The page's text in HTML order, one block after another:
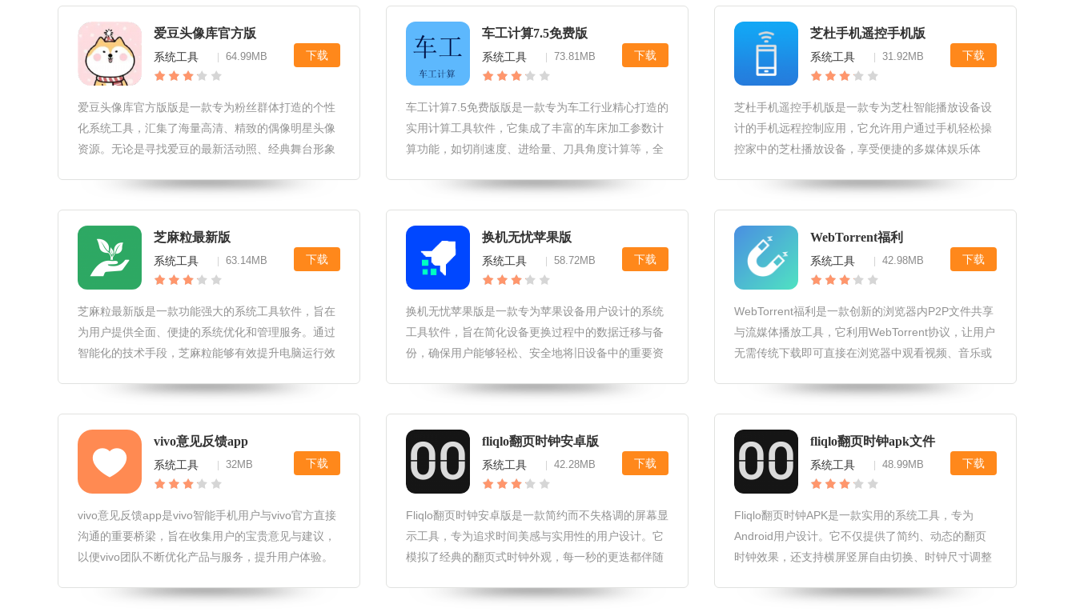
root教程和指南
间，用户可随时随地享受云端带来
他用户的作品，与作者交流心得
爱豆头像库官方版
系统工具 64.99MB 下载
爱豆头像库官方版版是一款专为粉丝群体打造的个性
化系统工具，汇集了海量高清、精致的偶像明星头像
资源。无论是寻找爱豆的最新活动照、经典舞台形象
确保图片版权无忧，让你轻松更换社交平台头像，展
现对偶像的满满爱意与支持。爱豆
车工计算7.5免费版
系统工具 73.81MB 下载
车工计算7.5免费版版是一款专为车工行业精心打造的
实用计算工具软件，它集成了丰富的车床加工参数计
算功能，如切削速度、进给量、刀具角度计算等，全
册即可畅享所有功能，极大地提升了车工人员的工作
效率与加工精度，是机械加工
芝杜手机遥控手机版
系统工具 31.92MB 下载
芝杜手机遥控手机版是一款专为芝杜智能播放设备设
计的手机远程控制应用，它允许用户通过手机轻松操
控家中的芝杜播放设备，享受便捷的多媒体娱乐体
院控制：用户可以在沙发上通过手机遥控芝杜播放设
备，选择电影、调整音量、切换字幕
芝麻粒最新版
系统工具 63.14MB 下载
芝麻粒最新版是一款功能强大的系统工具软件，旨在
为用户提供全面、便捷的系统优化和管理服务。通过
智能化的技术手段，芝麻粒能够有效提升电脑运行效
手。芝麻粒最新版软件反馈用户普遍反映，芝麻粒最
新版的界面设计更加简洁直观，操
换机无忧苹果版
系统工具 58.72MB 下载
换机无忧苹果版是一款专为苹果设备用户设计的系统
工具软件，旨在简化设备更换过程中的数据迁移与备
份，确保用户能够轻松、安全地将旧设备中的重要资
果版软件社区和互动功能1.用户论坛：内置用户交流
论坛，用户可以在此分享换机经
WebTorrent福利
系统工具 42.98MB 下载
WebTorrent福利是一款创新的浏览器内P2P文件共享
与流媒体播放工具，它利用WebTorrent协议，让用户
无需传统下载即可直接在浏览器中观看视频、音乐或
用户带来了全新的在线娱乐与文件交换体验。
WebTorr
vivo意见反馈app
系统工具 32MB 下载
vivo意见反馈app是vivo智能手机用户与vivo官方直接
沟通的重要桥梁，旨在收集用户的宝贵意见与建议，
以便vivo团队不断优化产品与服务，提升用户体验。
程中遇到的问题、分享改进建议或是对新功能的期
fliqlo翻页时钟安卓版
系统工具 42.28MB 下载
Fliqlo翻页时钟安卓版是一款简约而不失格调的屏幕显
示工具，专为追求时间美感与实用性的用户设计。它
模拟了经典的翻页式时钟外观，每一秒的更迭都伴随
了一抹文艺气息，更在忙碌的生活中提醒我们珍惜每
fliqlo翻页时钟apk文件
系统工具 48.99MB 下载
Fliqlo翻页时钟APK是一款实用的系统工具，专为
Android用户设计。它不仅提供了简约、动态的翻页
时钟效果，还支持横屏竖屏自由切换、时钟尺寸调整
软件以其轻量化和低内存占用的特点，成为提升用户